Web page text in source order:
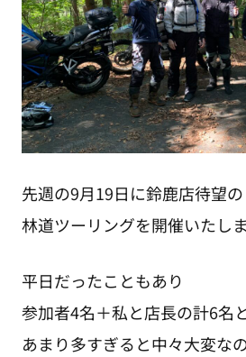
先週の9月19日に鈴鹿店待望の
林道ツーリングを開催いたし
平日だったこともあり
参加者4名＋私と店長の計6名
あまり多すぎると中々大変な